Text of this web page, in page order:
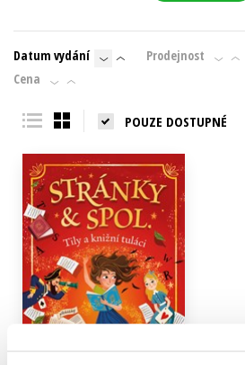
Datum vydání Prodejnost
Cena
POUZE DOSTUPNÉ